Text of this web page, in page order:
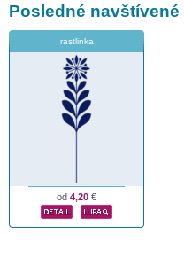
Posledné navštívené
rastlinka
od 4,20 €